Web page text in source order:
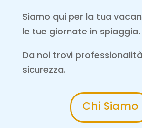
Siamo qui per la tua
le tue giornate in spiaggia.
Da noi trovi
sicurezza.
Chi Siamo